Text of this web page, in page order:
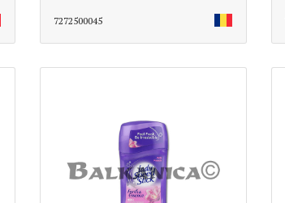
7272500045